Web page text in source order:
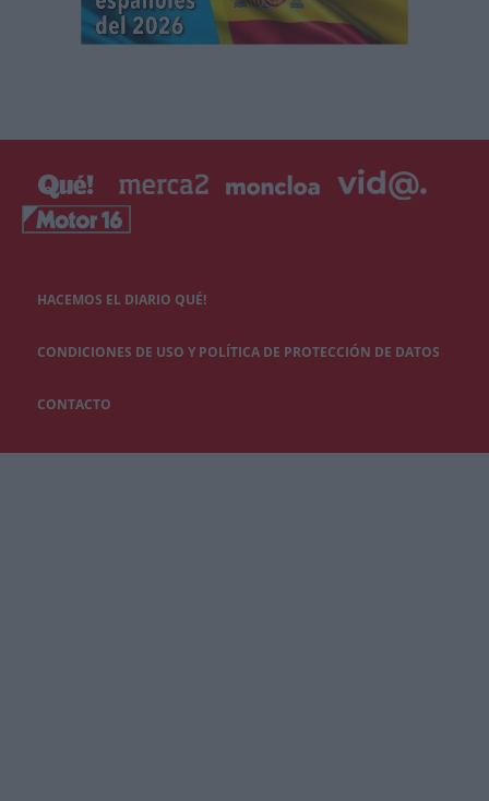
HACEMOS EL DIARIO QUÉ!
CONDICIONES DE USO Y POLÍTICA DE PROTECCIÓN DE DATOS
CONTACTO